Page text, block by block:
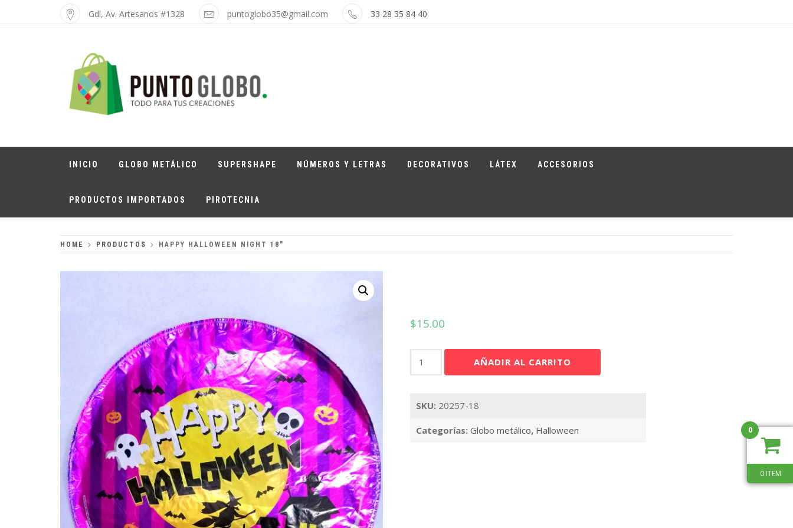
Gdl, Av. Artesanos #1328 puntoglobo35@gmail.com 33 28 35 84 40
INICIO GLOBO METÁLICO SUPERSHAPE NÚMEROS Y LETRAS DECORATIVOS LÁTEX ACCESORIOS
PRODUCTOS IMPORTADOS PIROTECNIA
HOME PRODUCTOS HAPPY HALLOWEEN NIGHT 18″
$15.00
Halloween
cantidad
AÑADIR AL CARRITO
SKU: 20257-18
Categorías: Globo metálico, Halloween 0
0 ITEM